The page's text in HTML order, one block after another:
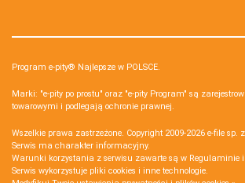
Program e-pity® Najlepsze w POLSCE.
Marki: "e-pity po prostu" oraz "e-pity Program" są
towarowymi i podlegają ochronie prawnej.
Wszelkie prawa zastrzeżone. Copyright 2009-2026 e-file sp.
Serwis ma charakter informacyjny.
Warunki korzystania z serwisu zawarte są w Regulaminie i
Serwis wykorzystuje pliki cookies i inne technologie.